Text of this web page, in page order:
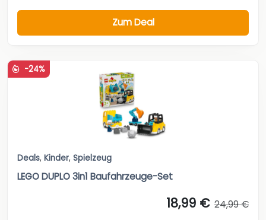
Zum Deal
-24%
Deals, Kinder, Spielzeug
LEGO DUPLO 3in1 Baufahrzeuge-Set
18,99 € 24,99 €